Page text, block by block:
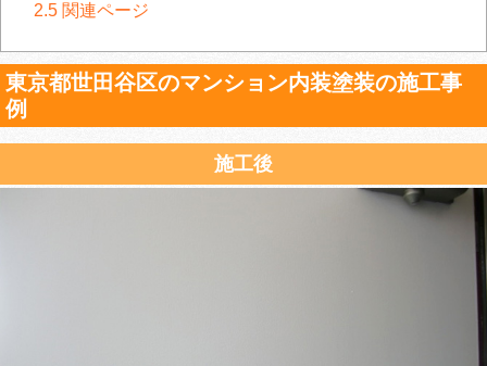
2.5 関連ページ
東京都世田谷区のマンション内装塗装の施工事
例
施工後